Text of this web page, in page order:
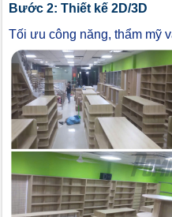
Bước 2: Thiết kế 2D/3D
Tối ưu công năng, thẩm mỹ